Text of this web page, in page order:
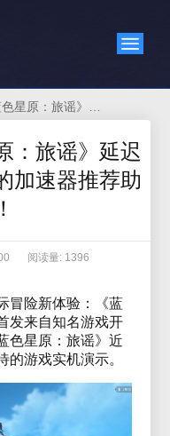
：旅谣》延迟
加速器推荐助
阅读量: 1396
冒险新体验：《蓝
发来自知名游戏开
色星原：旅谣》近
的游戏实机演示。